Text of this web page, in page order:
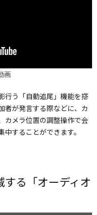
画
行う「自動追尾」機能を搭
者が発言する際などに、カ
カメラ位置の調整操作で会
することができます。
る「オーディオ